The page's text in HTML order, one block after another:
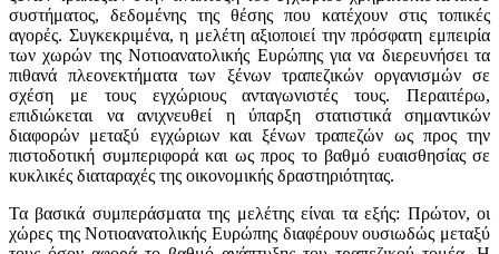
συστήματος, δεδομένης της θέσης που κατέχουν στις τοπικές
αγορές. Συγκεκριμένα, η μελέτη αξιοποιεί την πρόσφατη εμπειρία
των χωρών της Νοτιοανατολικής Ευρώπης για να διερευνήσει τα
πιθανά πλεονεκτήματα των ξένων τραπεζικών οργανισμών σε
σχέση με τους εγχώριους ανταγωνιστές τους. Περαιτέρω,
επιδιώκεται να ανιχνευθεί η ύπαρξη στατιστικά σημαντικών
διαφορών μεταξύ εγχώριων και ξένων τραπεζών ως προς την
πιστοδοτική συμπεριφορά και ως προς το βαθμό ευαισθησίας σε
κυκλικές διαταραχές της οικονομικής δραστηριότητας.
Τα βασικά συμπεράσματα της μελέτης είναι τα εξής: Πρώτον, οι
χώρες της Νοτιοανατολικής Ευρώπης διαφέρουν ουσιωδώς μεταξύ